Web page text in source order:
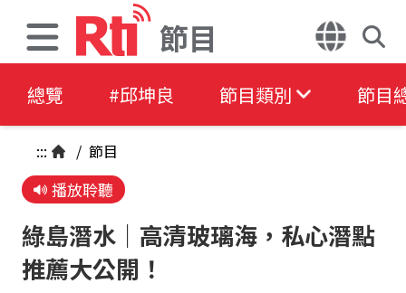
節目
總覽 #邱坤良 節目類別 節目
::: / 節目
播放聆聽
綠島潛水｜高清玻璃海，私心潛點
推薦大公開！